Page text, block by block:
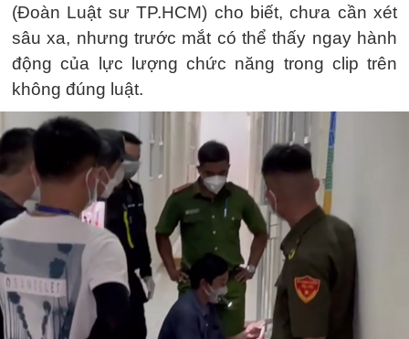
(Đoàn Luật sư TP.HCM) cho biết, chưa cần xét
sâu xa, nhưng trước mắt có thể thấy ngay hành
động của lực lượng chức năng trong clip trên
không đúng luật.